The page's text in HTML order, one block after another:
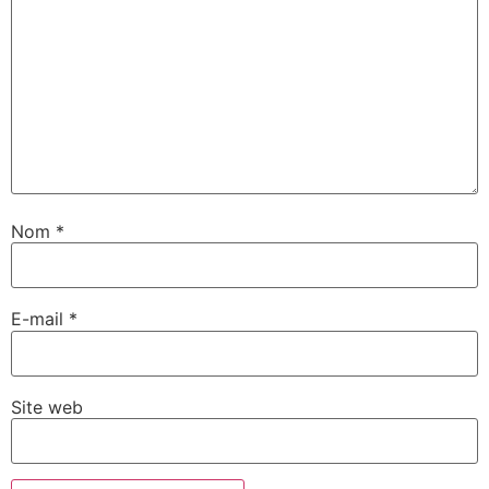
Nom *
E-mail *
Site web